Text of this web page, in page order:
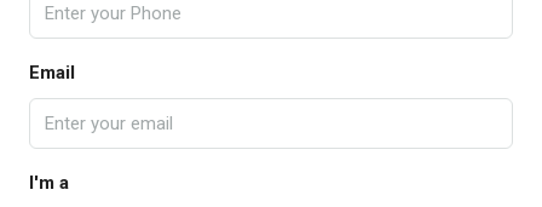
Email
I'm a